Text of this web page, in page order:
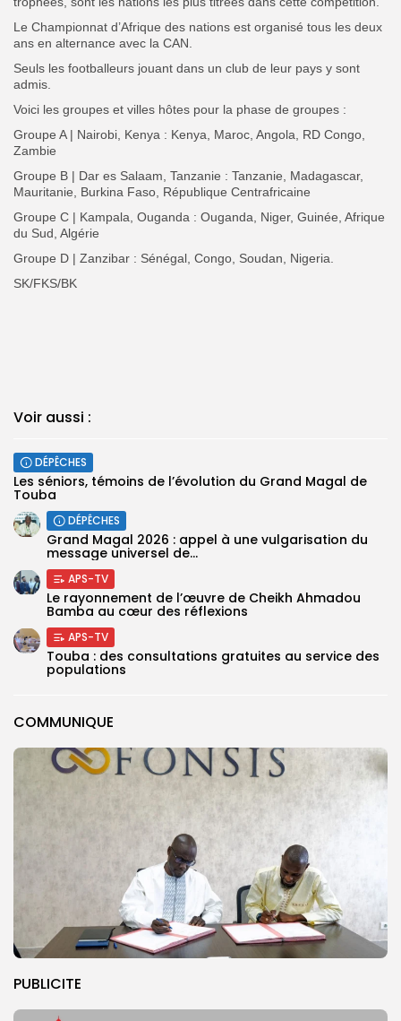
COMMUNIQUE
PUBLICITE
‎Le Championnat d’Afrique des nations est organisé tous les deux
ans en alternance avec la CAN.
‎Seuls les footballeurs jouant dans un club de leur pays y sont
admis.
‎‎Voici les groupes et villes hôtes pour la phase de groupes :
‎Groupe A | Nairobi, Kenya : Kenya, Maroc, Angola, RD Congo,
Zambie
‎Groupe B | Dar es Salaam, Tanzanie : Tanzanie, Madagascar,
Mauritanie, Burkina Faso, République Centrafricaine
‎Groupe C | Kampala, Ouganda : Ouganda, Niger, Guinée, Afrique
du Sud, Algérie
‎Groupe D | Zanzibar : Sénégal, Congo, Soudan, Nigeria.
‎SK/FKS/BK
Voir aussi :
DÉPÊCHES
Les séniors, témoins de l’évolution du Grand Magal de
Touba
DÉPÊCHES
Grand Magal 2026 : appel à une vulgarisation du
message universel de...
APS-TV
Le rayonnement de l’œuvre de Cheikh Ahmadou
Bamba au cœur des réflexions
APS-TV
Touba : des consultations gratuites au service des
populations